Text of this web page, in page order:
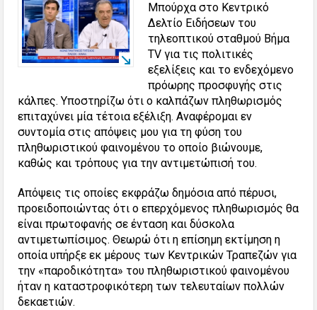
Μπούρχα στο Κεντρικό
Δελτίο Ειδήσεων του
τηλεοπτικού σταθμού Βήμα
TV για τις πολιτικές
εξελίξεις και το ενδεχόμενο
πρόωρης προσφυγής στις
κάλπες. Υποστηρίζω ότι ο καλπάζων πληθωρισμός
επιταχύνει μία τέτοια εξέλιξη. Αναφέρομαι εν
συντομία στις απόψεις μου για τη φύση του
πληθωριστικού φαινομένου το οποίο βιώνουμε,
καθώς και τρόπους για την αντιμετώπισή του.
Απόψεις τις οποίες εκφράζω δημόσια από πέρυσι,
προειδοποιώντας ότι ο επερχόμενος πληθωρισμός θα
είναι πρωτοφανής σε ένταση και δύσκολα
αντιμετωπίσιμος. Θεωρώ ότι η επίσημη εκτίμηση η
οποία υπήρξε εκ μέρους των Κεντρικών Τραπεζών για
την «παροδικότητα» του πληθωριστικού φαινομένου
ήταν η καταστροφικότερη των τελευταίων πολλών
δεκαετιών.